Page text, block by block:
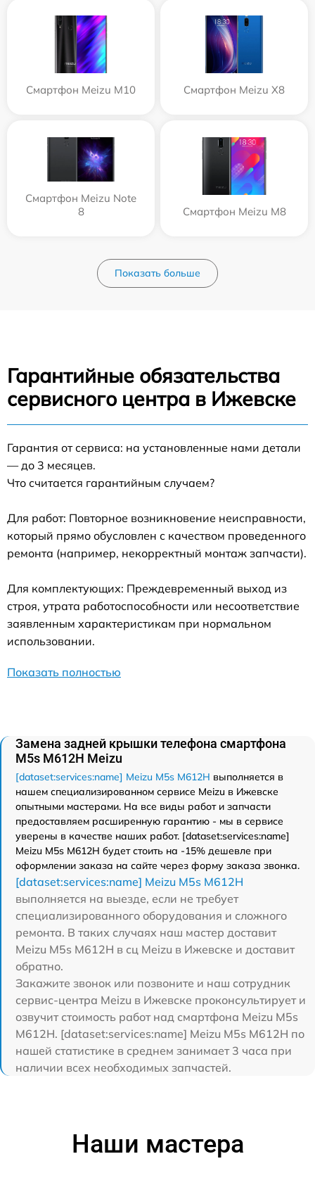
Смартфон Meizu M10 Смартфон Meizu X8
Смартфон Meizu Note
8
Смартфон Meizu M8
Показать больше
Гарантийные обязательства
сервисного центра в Ижевске
Гарантия от сервиса: на установленные нами детали
— до 3 месяцев.
Что считается гарантийным случаем?
Для работ: Повторное возникновение неисправности,
который прямо обусловлен с качеством проведенного
ремонта (например, некорректный монтаж запчасти).
Для комплектующих: Преждевременный выход из
строя, утрата работоспособности или несоответствие
заявленным характеристикам при нормальном
использовании.
Показать полностью
Замена задней крышки телефона смартфона
M5s M612H Meizu
[dataset:services:name] Meizu M5s M612H выполняется в
нашем специализированном сервисе Meizu в Ижевске
опытными мастерами. На все виды работ и запчасти
предоставляем расширенную гарантию - мы в сервисе
уверены в качестве наших работ. [dataset:services:name]
Meizu M5s M612H будет стоить на -15% дешевле при
оформлении заказа на сайте через форму заказа звонка.
[dataset:services:name] Meizu M5s M612H
выполняется на выезде, если не требует
специализированного оборудования и сложного
ремонта. В таких случаях наш мастер доставит
Meizu M5s M612H в сц Meizu в Ижевске и доставит
обратно.
Закажите звонок или позвоните и наш сотрудник
сервис-центра Meizu в Ижевске проконсультирует и
озвучит стоимость работ над смартфона Meizu M5s
M612H. [dataset:services:name] Meizu M5s M612H по
нашей статистике в среднем занимает 3 часа при
наличии всех необходимых запчастей.
Наши мастера